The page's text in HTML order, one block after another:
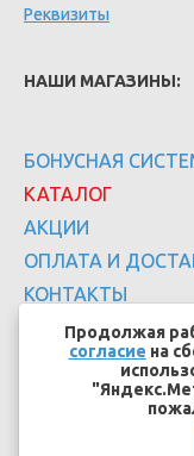
Реквизиты
НАШИ МАГАЗИНЫ:
БОНУСНАЯ
КАТАЛОГ
АКЦИИ
ОПЛАТА И
КОНТАКТЫ
Создание сайтов -
Продолжая
согласие на